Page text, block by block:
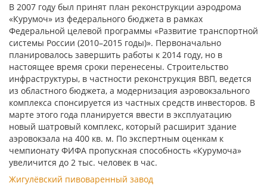
В 2007 году был принят план реконструкции аэродрома
«Курумоч» из федерального бюджета в рамках
Федеральной целевой программы «Развитие транспортной
системы России (2010–2015 годы)». Первоначально
планировалось завершить работы к 2014 году, но в
настоящее время сроки перенесены. Строительство
инфраструктуры, в частности реконструкция ВВП, ведется
из областного бюджета, а модернизация аэровокзального
комплекса спонсируется из частных средств инвесторов. В
марте этого года планируется ввести в эксплуатацию
новый шатровый комплекс, который расширит здание
аэровокзала на 400 кв. м. По экспертным оценкам к
чемпионату ФИФА пропускная способность «Курумоча»
увеличится до 2 тыс. человек в час.
Жигулёвский пивоваренный завод